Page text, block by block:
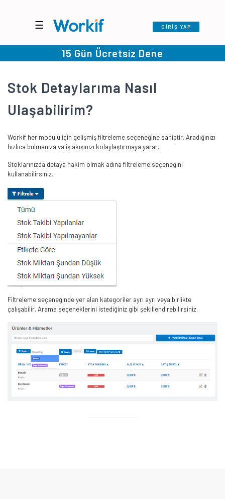
☰ GİRİŞ YAP
15 Gün Ücretsiz Dene
Stok Detaylarıma Nasıl
Ulaşabilirim?
Workif her modülü için gelişmiş filtreleme seçeneğine sahiptir. Aradığınızı
hızlıca bulmanıza va iş akışınızı kolaylaştırmaya yarar.
Stoklarınızda detaya hakim olmak adına filtreleme seçeneğini
kullanabilirsiniz.
Filtreleme seçeneğinde yer alan kategoriler ayrı ayrı veya birlikte
çalışabilir. Arama seçeneklerini istediğiniz gibi şekillendirebilirsiniz.